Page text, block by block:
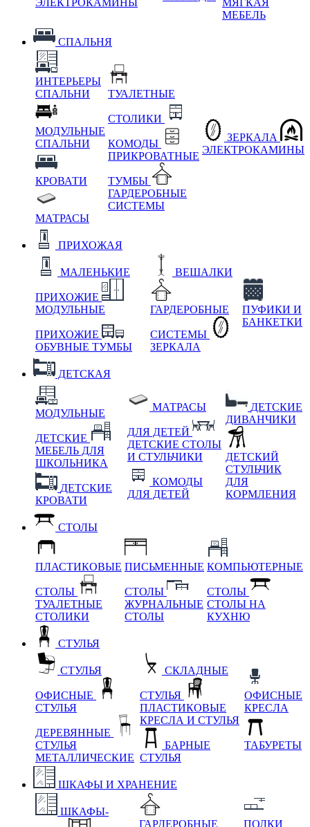
ЭЛЕКТРОКАМИНЫ
МЯГКАЯ
МЕБЕЛЬ
СПАЛЬНЯ
ИНТЕРЬЕРЫ
СПАЛЬНИ
МОДУЛЬНЫЕ
СПАЛЬНИ
КРОВАТИ
МАТРАСЫ
ТУАЛЕТНЫЕ
СТОЛИКИ
КОМОДЫ
ПРИКРОВАТНЫЕ
ТУМБЫ
ГАРДЕРОБНЫЕ
СИСТЕМЫ
ЗЕРКАЛА
ЭЛЕКТРОКАМИНЫ
ПРИХОЖАЯ
МАЛЕНЬКИЕ
ПРИХОЖИЕ
МОДУЛЬНЫЕ
ПРИХОЖИЕ
ОБУВНЫЕ ТУМБЫ
ВЕШАЛКИ
ГАРДЕРОБНЫЕ
СИСТЕМЫ
ЗЕРКАЛА
ПУФИКИ И
БАНКЕТКИ
ДЕТСКАЯ
МОДУЛЬНЫЕ
ДЕТСКИЕ
МЕБЕЛЬ ДЛЯ
ШКОЛЬНИКА
ДЕТСКИЕ
КРОВАТИ
МАТРАСЫ
ДЛЯ ДЕТЕЙ
ДЕТСКИЕ СТОЛЫ
И СТУЛЬЧИКИ
КОМОДЫ
ДЛЯ ДЕТЕЙ
ДЕТСКИЕ
ДИВАНЧИКИ
ДЕТСКИЙ
СТУЛЬЧИК
ДЛЯ
КОРМЛЕНИЯ
СТОЛЫ
ПЛАСТИКОВЫЕ
СТОЛЫ
ТУАЛЕТНЫЕ
СТОЛИКИ
ПИСЬМЕННЫЕ
СТОЛЫ
ЖУРНАЛЬНЫЕ
СТОЛЫ
КОМПЬЮТЕРНЫЕ
СТОЛЫ
СТОЛЫ НА
КУХНЮ
СТУЛЬЯ
СТУЛЬЯ
ОФИСНЫЕ
СТУЛЬЯ
ДЕРЕВЯННЫЕ
СТУЛЬЯ
МЕТАЛЛИЧЕСКИЕ
СКЛАДНЫЕ
СТУЛЬЯ
ПЛАСТИКОВЫЕ
КРЕСЛА И СТУЛЬЯ
БАРНЫЕ
СТУЛЬЯ
ОФИСНЫЕ
КРЕСЛА
ТАБУРЕТЫ
ШКАФЫ И ХРАНЕНИЕ
ШКАФЫ-
ГАРДЕРОБНЫЕ
ПОЛКИ